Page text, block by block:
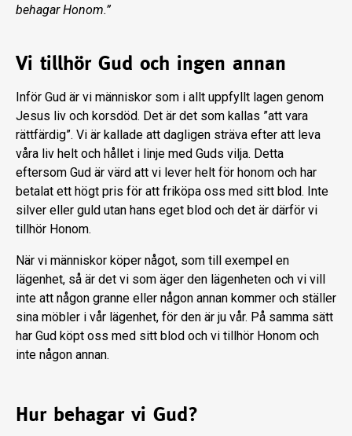
behagar Honom.”
Vi tillhör Gud och ingen annan
Inför Gud är vi människor som i allt uppfyllt lagen genom
Jesus liv och korsdöd. Det är det som kallas ”att vara
rättfärdig”. Vi är kallade att dagligen sträva efter att leva
våra liv helt och hållet i linje med Guds vilja. Detta
eftersom Gud är värd att vi lever helt för honom och har
betalat ett högt pris för att friköpa oss med sitt blod. Inte
silver eller guld utan hans eget blod och det är därför vi
tillhör Honom.
När vi människor köper något, som till exempel en
lägenhet, så är det vi som äger den lägenheten och vi vill
inte att någon granne eller någon annan kommer och ställer
sina möbler i vår lägenhet, för den är ju vår. På samma sätt
har Gud köpt oss med sitt blod och vi tillhör Honom och
inte någon annan.
Hur behagar vi Gud?